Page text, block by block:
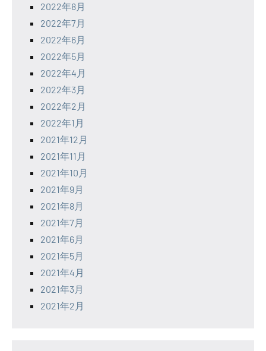
2022年8月
2022年7月
2022年6月
2022年5月
2022年4月
2022年3月
2022年2月
2022年1月
2021年12月
2021年11月
2021年10月
2021年9月
2021年8月
2021年7月
2021年6月
2021年5月
2021年4月
2021年3月
2021年2月